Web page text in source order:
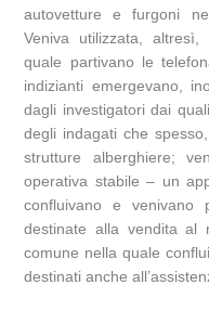
autovetture e furgoni
Veniva utilizzata, altresì,
quale partivano le
indizianti emergevano,
dagli investigatori dai
degli indagati che
strutture alberghiere;
operativa stabile – un
confluivano e venivano
destinate alla vendita al
comune nella quale
destinati anche